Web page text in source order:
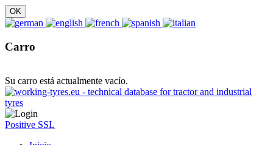
Carro
Su carro está actualmente vacío.
Positive SSL